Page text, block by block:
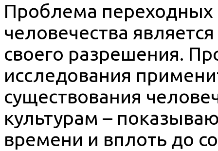
Проблема переходных
человечества
своего разрешения.
исследования
существования
культурам –
времени и вплоть до